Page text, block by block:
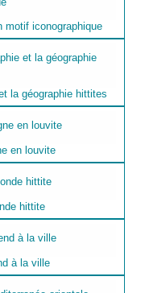
motif iconographique
la géographie hittites
en louvite
hittite
à la ville